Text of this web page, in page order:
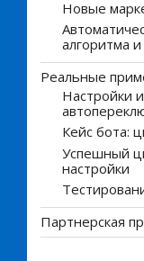
Новые
алгоритма
Реальные
Настройки
Кейс бота:
Успешный
настройки
Партнерская